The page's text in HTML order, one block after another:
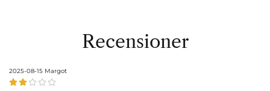
Recensioner
2025-08-15 Margot